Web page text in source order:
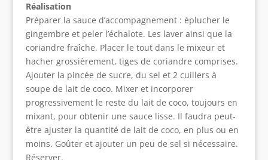
Réalisation
Préparer la sauce d’accompagnement : éplucher le
gingembre et peler l’échalote. Les laver ainsi que la
coriandre fraîche. Placer le tout dans le mixeur et
hacher grossièrement, tiges de coriandre comprises.
Ajouter la pincée de sucre, du sel et 2 cuillers à
soupe de lait de coco. Mixer et incorporer
progressivement le reste du lait de coco, toujours en
mixant, pour obtenir une sauce lisse. Il faudra peut-
être ajuster la quantité de lait de coco, en plus ou en
moins. Goûter et ajouter un peu de sel si nécessaire.
Réserver.